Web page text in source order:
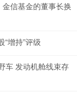
金信基金的董事长换
增持”评级
车 发动机舱线束存